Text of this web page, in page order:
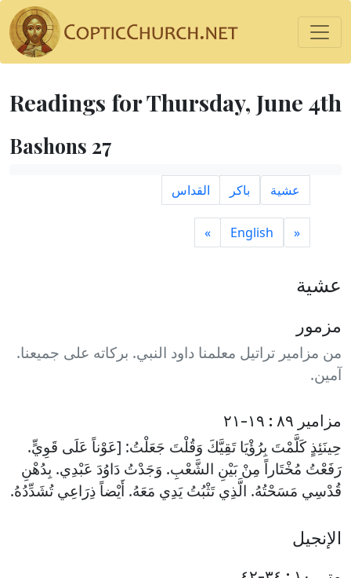
Readings for Thursday, June 4th
Bashons 27
عشية باكر القداس
«
English
»
عشية
مزمور
من مزامير تراتيل معلمنا داود النبي. بركاته على جميعنا.
آمين.
مزامير ٨٩ : ١٩-٢١
حِينَئِذٍ كَلَّمْتَ بِرُؤْيَا تَقِيَّكَ وَقُلْتَ جَعَلْتُ: [عَوْناً عَلَى قَوِيٍّ.
رَفَعْتُ مُخْتَاراً مِنْ بَيْنِ الشَّعْبِ. وَجَدْتُ دَاوُدَ عَبْدِي. بِدُهْنِ
قُدْسِي مَسَحْتُهُ. الَّذِي تَثْبُتُ يَدِي مَعَهُ. أَيْضاً ذِرَاعِي تُشَدِّدُهُ.
الإنجيل